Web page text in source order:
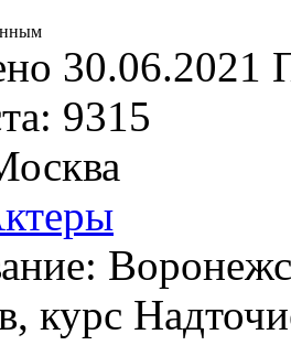
30.06.2021
9315
курс